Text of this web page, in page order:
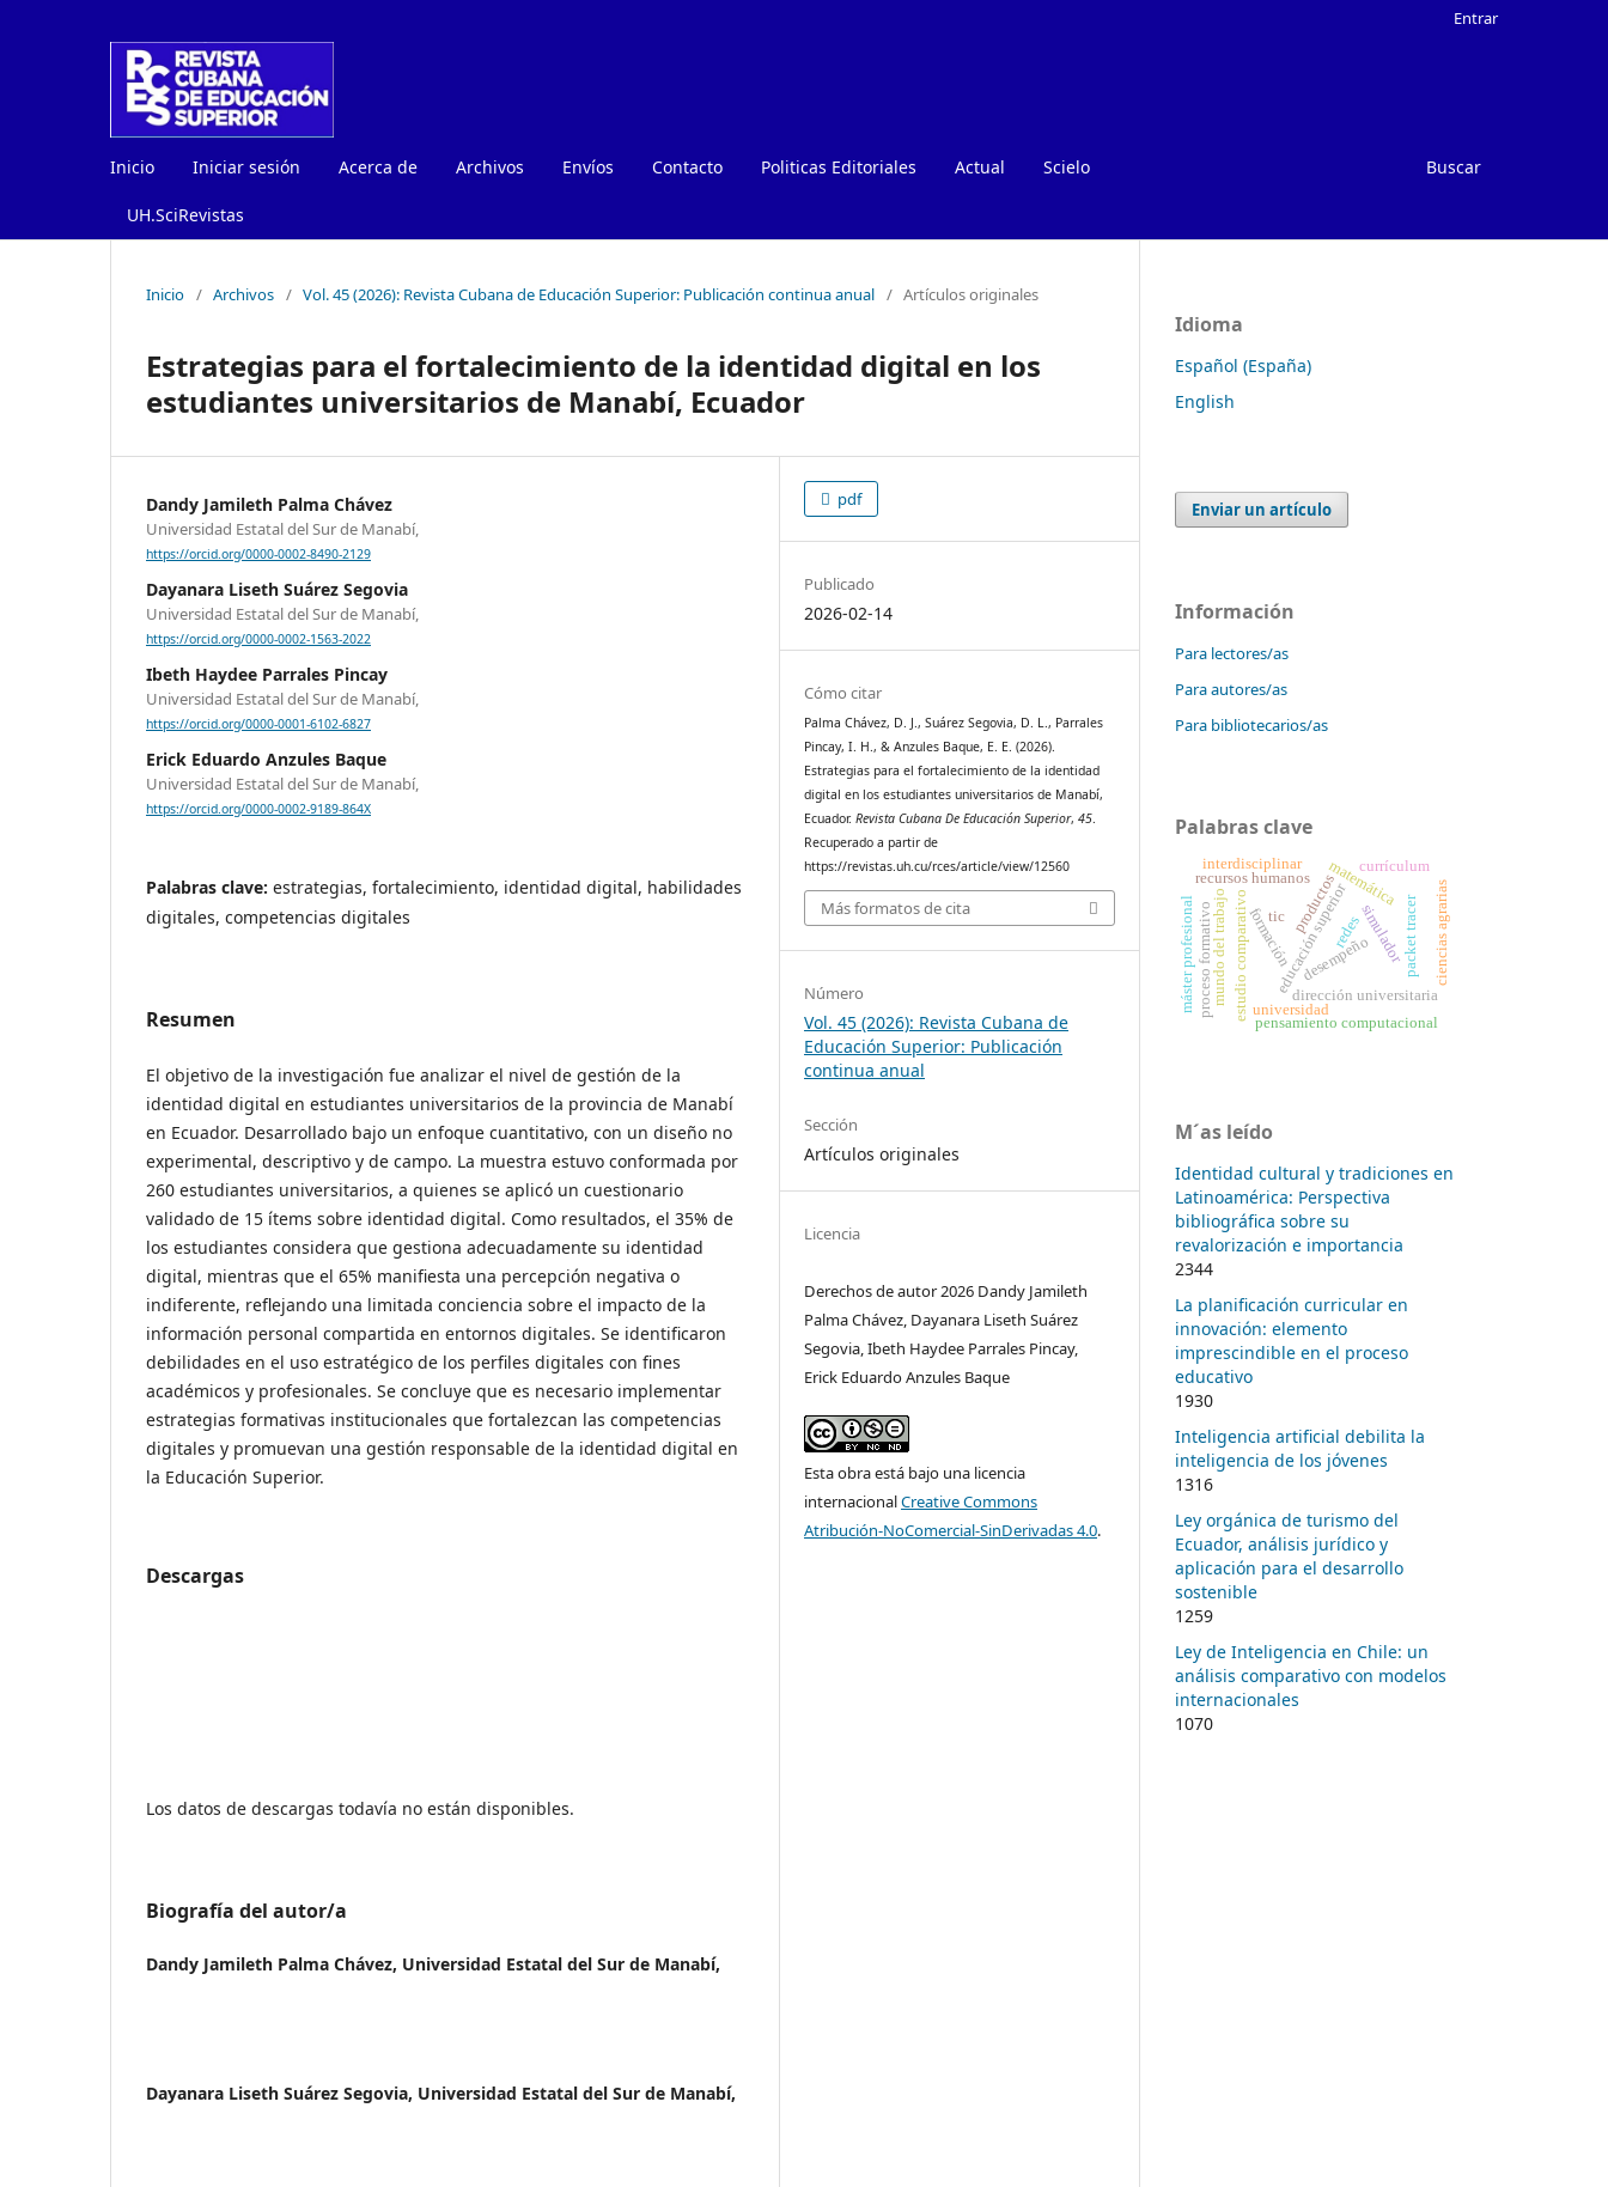
Inicio Iniciar sesión Acerca de Archivos Envíos Contacto Politicas Editoriales Actual Scielo
UH.SciRevistas
Buscar
Entrar
Inicio / Archivos / Vol. 45 (2026): Revista Cubana de Educación Superior: Publicación continua anual / Artículos originales
Estrategias para el fortalecimiento de la identidad digital en los
estudiantes universitarios de Manabí, Ecuador
Dandy Jamileth Palma Chávez
Universidad Estatal del Sur de Manabí,
https://orcid.org/0000-0002-8490-2129
Dayanara Liseth Suárez Segovia
Universidad Estatal del Sur de Manabí,
https://orcid.org/0000-0002-1563-2022
Ibeth Haydee Parrales Pincay
Universidad Estatal del Sur de Manabí,
https://orcid.org/0000-0001-6102-6827
Erick Eduardo Anzules Baque
Universidad Estatal del Sur de Manabí,
https://orcid.org/0000-0002-9189-864X
Palabras clave: estrategias, fortalecimiento, identidad digital, habilidades
digitales, competencias digitales
Resumen
El objetivo de la investigación fue analizar el nivel de gestión de la
identidad digital en estudiantes universitarios de la provincia de Manabí
en Ecuador. Desarrollado bajo un enfoque cuantitativo, con un diseño no
experimental, descriptivo y de campo. La muestra estuvo conformada por
260 estudiantes universitarios, a quienes se aplicó un cuestionario
validado de 15 ítems sobre identidad digital. Como resultados, el 35% de
los estudiantes considera que gestiona adecuadamente su identidad
digital, mientras que el 65% manifiesta una percepción negativa o
indiferente, reflejando una limitada conciencia sobre el impacto de la
información personal compartida en entornos digitales. Se identificaron
debilidades en el uso estratégico de los perfiles digitales con fines
académicos y profesionales. Se concluye que es necesario implementar
estrategias formativas institucionales que fortalezcan las competencias
digitales y promuevan una gestión responsable de la identidad digital en
la Educación Superior.
Descargas
Los datos de descargas todavía no están disponibles.
Biografía del autor/a
Dandy Jamileth Palma Chávez, Universidad Estatal del Sur de Manabí,
Dayanara Liseth Suárez Segovia, Universidad Estatal del Sur de Manabí,
pdf
Publicado
2026-02-14
Cómo citar
Palma Chávez, D. J., Suárez Segovia, D. L., Parrales
Pincay, I. H., & Anzules Baque, E. E. (2026).
Estrategias para el fortalecimiento de la identidad
digital en los estudiantes universitarios de Manabí,
Ecuador.Revista Cubana De Educación Superior,45.
Recuperado a partir de
https://revistas.uh.cu/rces/article/view/12560
Más formatos de cita
Número
Vol. 45 (2026): Revista Cubana de
Educación Superior: Publicación
continua anual
Sección
Artículos originales
Licencia
Derechos de autor 2026 Dandy Jamileth
Palma Chávez, Dayanara Liseth Suárez
Segovia, Ibeth Haydee Parrales Pincay,
Erick Eduardo Anzules Baque
Esta obra está bajo una licencia
internacionalCreative Commons
Atribución-NoComercial-SinDerivadas 4.0.
Idioma
Español (España)
English
Enviar un artículo
Información
Para lectores/as
Para autores/as
Para bibliotecarios/as
Palabras clave
desempeño
educación superior
formación
dirección universitaria
estudio comparativo
recursos humanos
simuladorpacket tracer
redes
tic ciencias agrarias
mundo del trabajo
proceso formativo
matemática
universidad
pensamiento computacional
interdisciplinar
máster profesional productos
currículum
M´as leído
Identidad cultural y tradiciones en
Latinoamérica: Perspectiva
bibliográfica sobre su
revalorización e importancia
2344
La planificación curricular en
innovación: elemento
imprescindible en el proceso
educativo
1930
Inteligencia artificial debilita la
inteligencia de los jóvenes
1316
Ley orgánica de turismo del
Ecuador, análisis jurídico y
aplicación para el desarrollo
sostenible
1259
Ley de Inteligencia en Chile: un
análisis comparativo con modelos
internacionales
1070